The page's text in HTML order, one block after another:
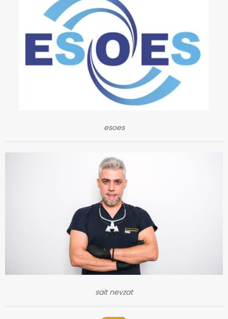
esoes
sait nevzat